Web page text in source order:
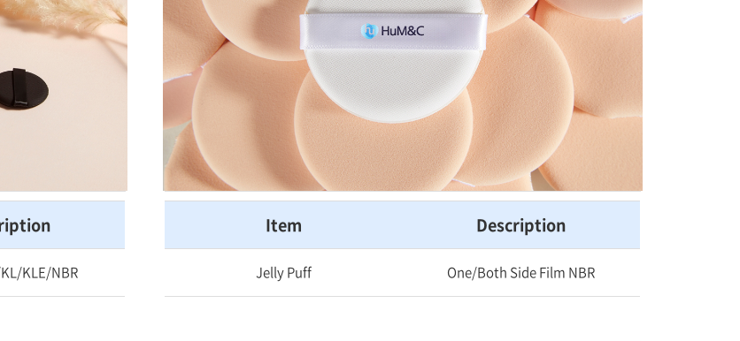
KLE/NBR
Item Description
Jelly Puff One/Both Side Film NBR